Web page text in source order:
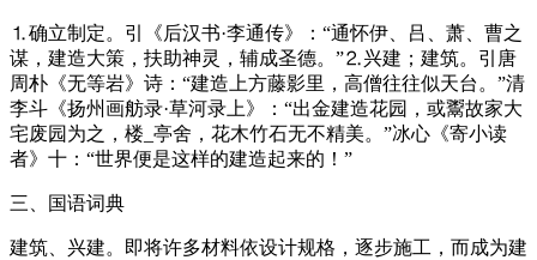
⒈确立制定。引《后汉书·李通传》：“通怀伊、吕、萧、曹之
谋，建造大策，扶助神灵，辅成圣德。”⒉兴建；建筑。引唐
周朴《无等岩》诗：“建造上方藤影里，高僧往往似天台。”清
李斗《扬州画舫录·草河录上》：“出金建造花园，或鬻故家大
宅废园为之，楼_亭舍，花木竹石无不精美。”冰心《寄小读
者》十：“世界便是这样的建造起来的！”
三、国语词典
建筑、兴建。即将许多材料依设计规格，逐步施工，而成为建